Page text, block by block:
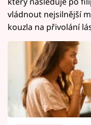
vládnout nejsilnější
kouzla na přivolání